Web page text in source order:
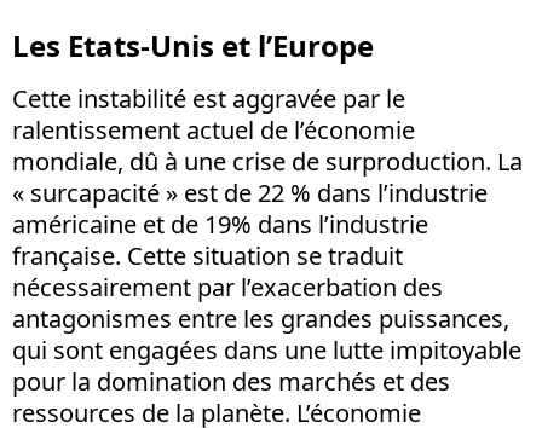
Les Etats-Unis et l’Europe
Cette instabilité est aggravée par le
ralentissement actuel de l’économie
mondiale, dû à une crise de surproduction. La
« surcapacité » est de 22 % dans l’industrie
américaine et de 19% dans l’industrie
française. Cette situation se traduit
nécessairement par l’exacerbation des
antagonismes entre les grandes puissances,
qui sont engagées dans une lutte impitoyable
pour la domination des marchés et des
ressources de la planète. L’économie